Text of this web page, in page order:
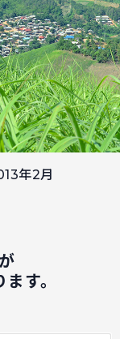
年2月
す。